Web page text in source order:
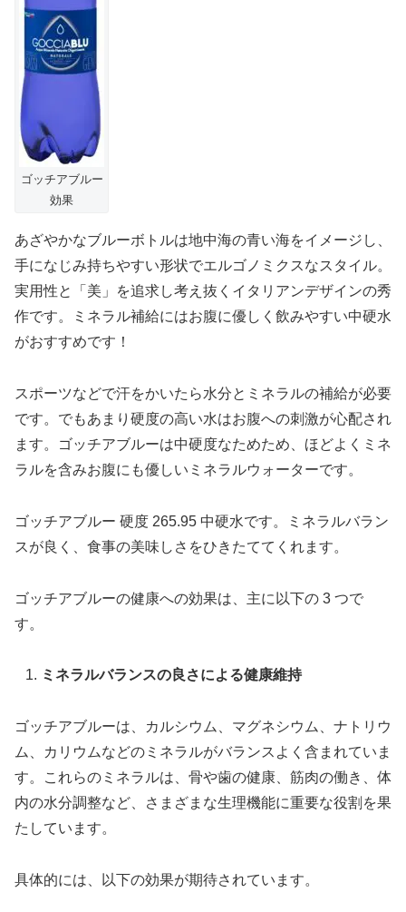
ゴッチアブルー
効果
あざやかなブルーボトルは地中海の青い海をイメージし、
手になじみ持ちやすい形状でエルゴノミクスなスタイル。
実用性と「美」を追求し考え抜くイタリアンデザインの秀
作です。ミネラル補給にはお腹に優しく飲みやすい中硬水
がおすすめです！
スポーツなどで汗をかいたら水分とミネラルの補給が必要
です。でもあまり硬度の高い水はお腹への刺激が心配され
ます。ゴッチアブルーは中硬度なためため、ほどよくミネ
ラルを含みお腹にも優しいミネラルウォーターです。
ゴッチアブルー 硬度 265.95 中硬水です。ミネラルバラン
スが良く、食事の美味しさをひきたててくれます。
ゴッチアブルーの健康への効果は、主に以下の 3 つで
す。
ミネラルバランスの良さによる健康維持
ゴッチアブルーは、カルシウム、マグネシウム、ナトリウ
ム、カリウムなどのミネラルがバランスよく含まれていま
す。これらのミネラルは、骨や歯の健康、筋肉の働き、体
内の水分調整など、さまざまな生理機能に重要な役割を果
たしています。
具体的には、以下の効果が期待されています。